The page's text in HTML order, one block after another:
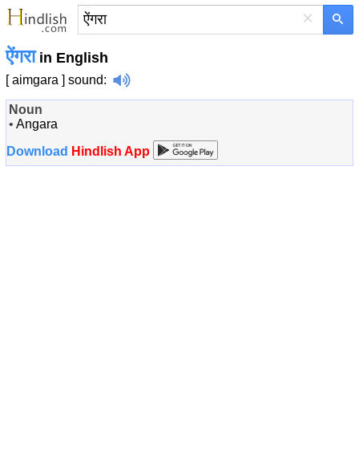
×
ऐंगराin English
[ aimgara ] sound:
Noun
• Angara
Download Hindlish App